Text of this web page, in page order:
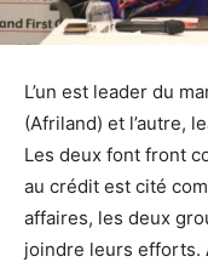
L’un est leader du
(Afriland) et l’autre,
Les deux font front
au crédit est cité
affaires, les deux
joindre leurs efforts.